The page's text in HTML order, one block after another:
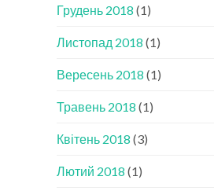
Грудень 2018 (1)
Листопад 2018 (1)
Вересень 2018 (1)
Травень 2018 (1)
Квітень 2018 (3)
Лютий 2018 (1)